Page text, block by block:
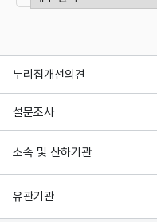
누리집개선의견
설문조사
소속 및 산하기관
유관기관